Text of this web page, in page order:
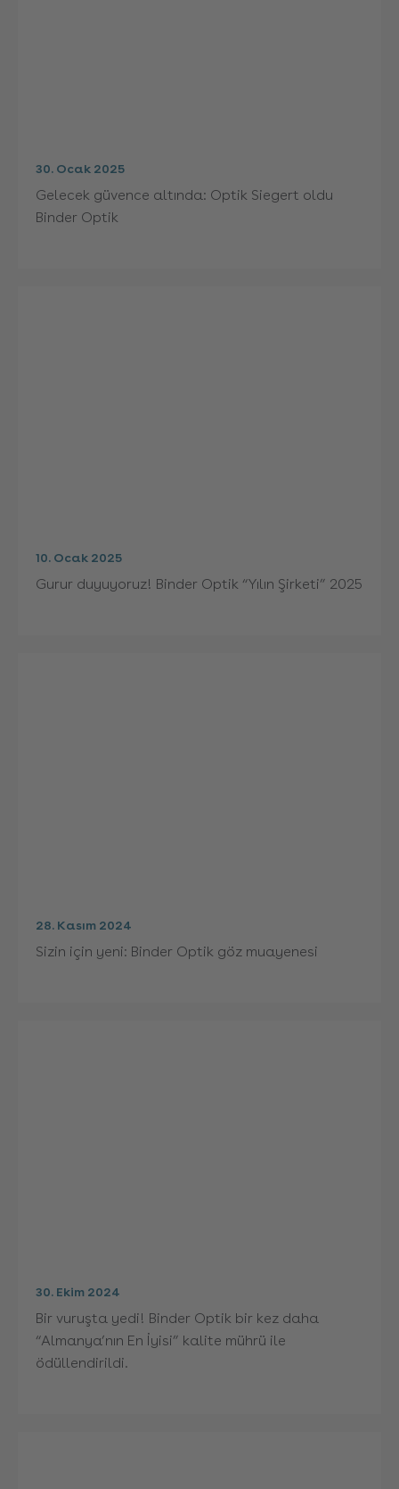
30. Ocak 2025
Gelecek güvence altında: Optik Siegert oldu
Binder Optik
10. Ocak 2025
Gurur duyuyoruz! Binder Optik “Yılın Şirketi” 2025
28. Kasım 2024
Sizin için yeni: Binder Optik göz muayenesi
30. Ekim 2024
Bir vuruşta yedi! Binder Optik bir kez daha
“Almanya’nın En İyisi” kalite mührü ile
ödüllendirildi.